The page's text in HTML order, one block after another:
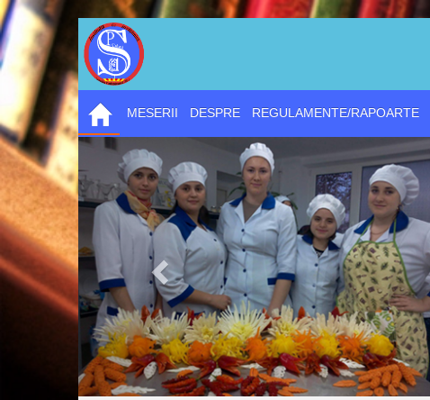
MESERII DESPRE REGULAMENTE/RAPOARTE